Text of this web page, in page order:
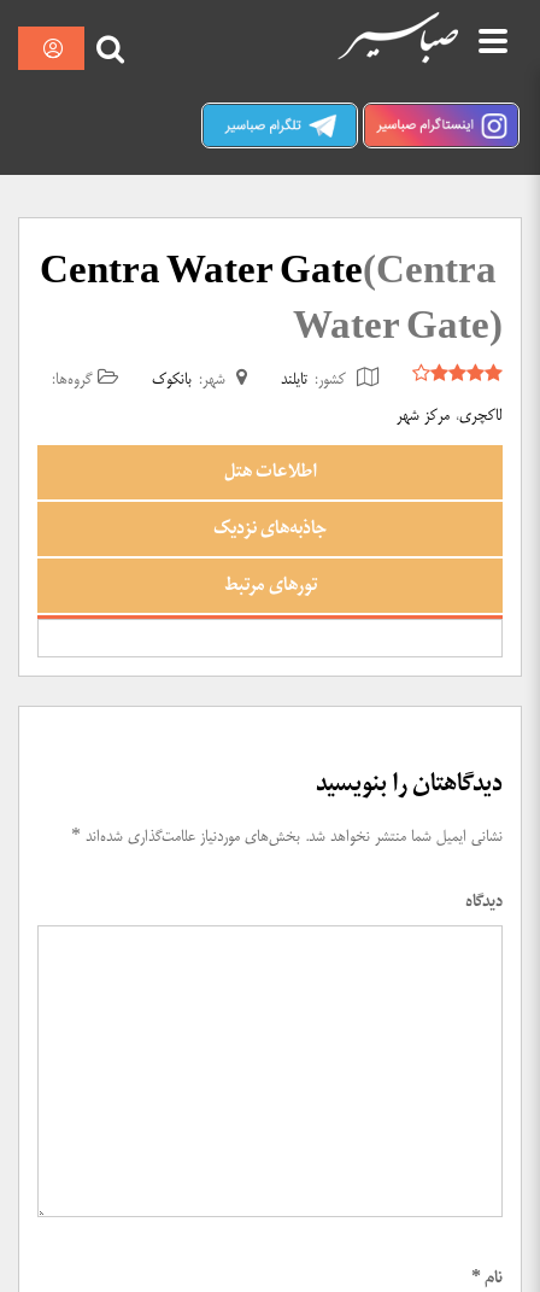
صبا سیر کرمان
Centra Water Gate(Centra
Water Gate)
کشور: تایلند شهر: بانکوک
گروه‌ها:
لاکچری، مرکز شهر
اطلاعات هتل
جاذبه‌های نزدیک
تورهای مرتبط
دیدگاهتان را بنویسید
نشانی ایمیل شما منتشر نخواهد شد. بخش‌های موردنیاز علامت‌گذاری شده‌اند *
دیدگاه
نام*